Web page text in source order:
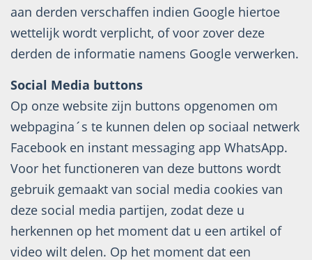
aan derden verschaffen indien Google hiertoe
wettelijk wordt verplicht, of voor zover deze
derden de informatie namens Google verwerken.
Social Media buttons
Op onze website zijn buttons opgenomen om
webpagina´s te kunnen delen op sociaal netwerk
Facebook en instant messaging app WhatsApp.
Voor het functioneren van deze buttons wordt
gebruik gemaakt van social media cookies van
deze social media partijen, zodat deze u
herkennen op het moment dat u een artikel of
video wilt delen. Op het moment dat een